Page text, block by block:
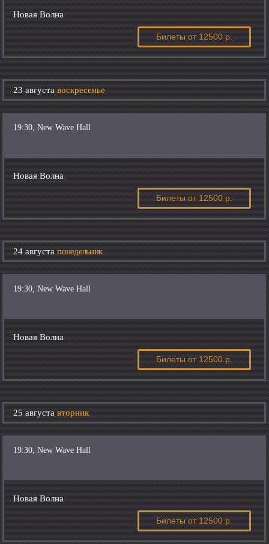
Новая Волна
Билеты от 12500 р.
23 августавоскресенье
19:30, New Wave Hall
Новая Волна
Билеты от 12500 р.
24 августапонедельник
19:30, New Wave Hall
Новая Волна
Билеты от 12500 р.
25 августавторник
19:30, New Wave Hall
Новая Волна
Билеты от 12500 р.